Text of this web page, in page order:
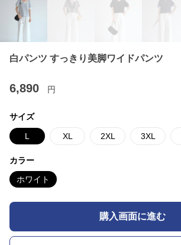
白パンツ すっきり美脚ワイドパンツ
6,890 円
サイズ
L XL 2XL 3XL
カラー
ホワイト
購入画面に進む